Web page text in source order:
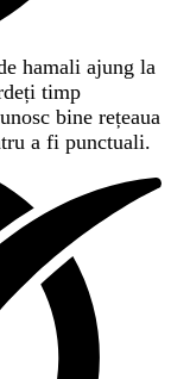
hamali ajung la
timp
bine rețeaua
a fi punctuali.